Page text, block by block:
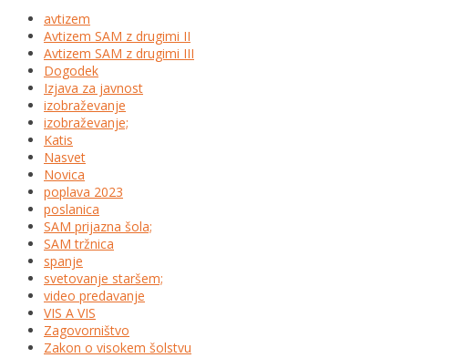
avtizem
Avtizem SAM z drugimi II
Avtizem SAM z drugimi III
Dogodek
Izjava za javnost
izobraževanje
izobraževanje;
Katis
Nasvet
Novica
poplava 2023
poslanica
SAM prijazna šola;
SAM tržnica
spanje
svetovanje staršem;
video predavanje
VIS A VIS
Zagovorništvo
Zakon o visokem šolstvu